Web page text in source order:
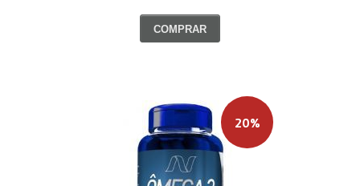
COMPRAR
20%